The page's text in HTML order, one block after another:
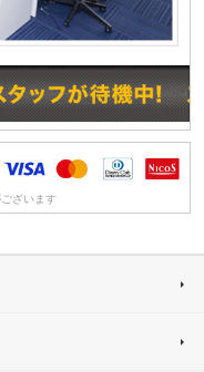
ざいます